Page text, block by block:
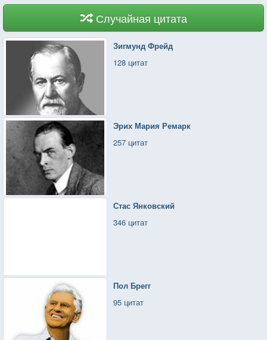
Случайная цитата
Зигмунд Фрейд
128 цитат
Эрих Мария Ремарк
257 цитат
Стас Янковский
346 цитат
Пол Брегг
95 цитат